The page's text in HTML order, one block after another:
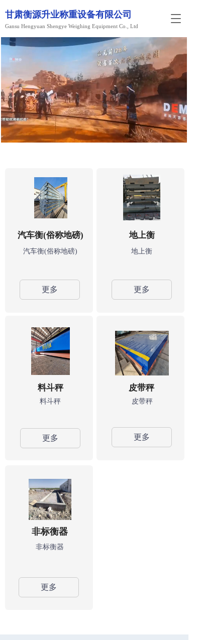
T
g
l
n
v
i
g
a
t
甘肃衡源升业称重设备有限公司
Gansu Hengyuan Shengye Weighing Equipment Co., Ltd
汽车衡(俗称地磅)
汽车衡(俗称地磅)
地上衡
地上衡
料斗秤
料斗秤
皮带秤
皮带秤
非标衡器
非标衡器
更多 更多
更多 更多
更多